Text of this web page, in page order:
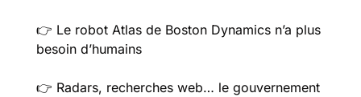
👉️ Le robot Atlas de Boston Dynamics n’a plus
besoin d’humains
👉️ Radars, recherches web… le gouvernement